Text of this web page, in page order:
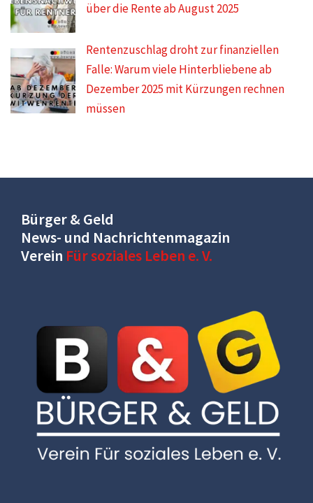
über die Rente ab August 2025
Rentenzuschlag droht zur finanziellen
Falle: Warum viele Hinterbliebene ab
Dezember 2025 mit Kürzungen rechnen
müssen
Bürger & Geld
News- und Nachrichtenmagazin
Verein Für soziales Leben e. V.